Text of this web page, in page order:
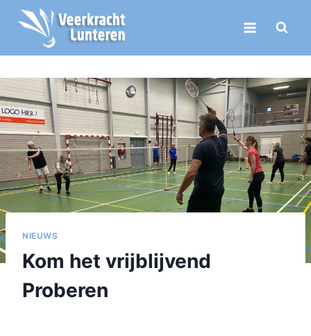
Doorgaan
naar
NIEUWS
Kom het vrijblijvend
Proberen